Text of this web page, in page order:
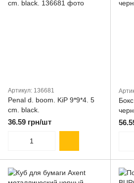
Артикул: 136681
Penal d. boom. KiP 9*9*4. 5
cm. black.
36.59 грн/шт